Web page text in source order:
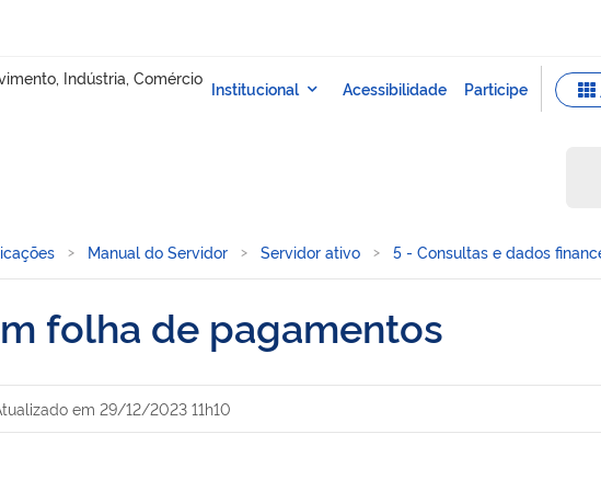
Manual do Servidor Servidor ativo 5 - Consultas e dados
folha de pagamentos
em 29/12/2023 11h10